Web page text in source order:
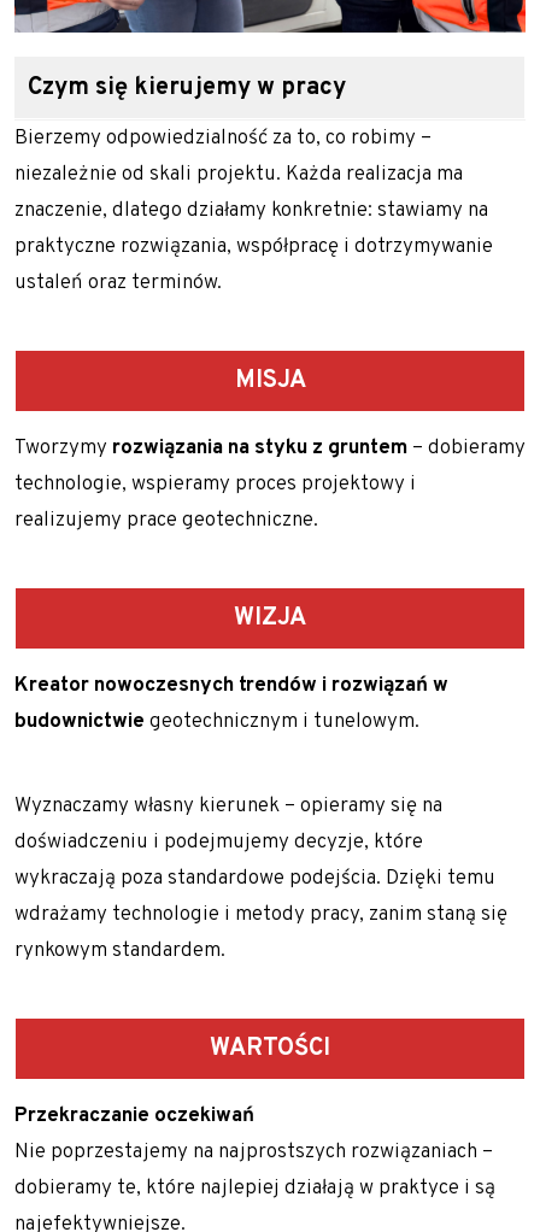
Czym się kierujemy w pracy
Bierzemy odpowiedzialność za to, co robimy –
niezależnie od skali projektu. Każda realizacja ma
znaczenie, dlatego działamy konkretnie: stawiamy na
praktyczne rozwiązania, współpracę i dotrzymywanie
ustaleń oraz terminów.
MISJA
Tworzymy rozwiązania na styku z gruntem – dobieramy
technologie, wspieramy proces projektowy i
realizujemy prace geotechniczne.
WIZJA
Kreator nowoczesnych trendów i rozwiązań w
budownictwie geotechnicznym i tunelowym.
Wyznaczamy własny kierunek – opieramy się na
doświadczeniu i podejmujemy decyzje, które
wykraczają poza standardowe podejścia. Dzięki temu
wdrażamy technologie i metody pracy, zanim staną się
rynkowym standardem.
WARTOŚCI
Przekraczanie oczekiwań
Nie poprzestajemy na najprostszych rozwiązaniach –
dobieramy te, które najlepiej działają w praktyce i są
najefektywniejsze.